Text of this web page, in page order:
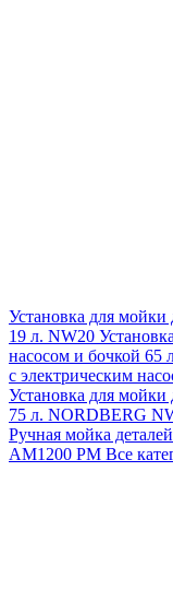
Установка для мойки
19 л. NW20
насосом и бочкой 65
с электрическим
Установка для мойки
75 л. NORDBERG
Ручная мойка
АМ1200 РМ Все